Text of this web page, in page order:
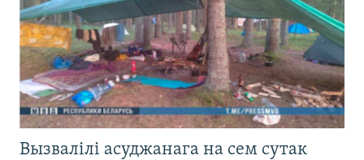
Вызвалілі асуджанага на сем сутак